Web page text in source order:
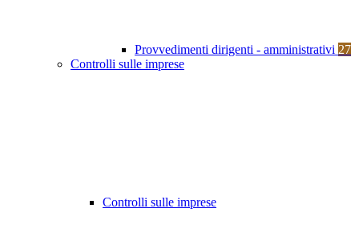
Provvedimenti dirigenti - amministrativi 27
Controlli sulle imprese
Controlli sulle imprese